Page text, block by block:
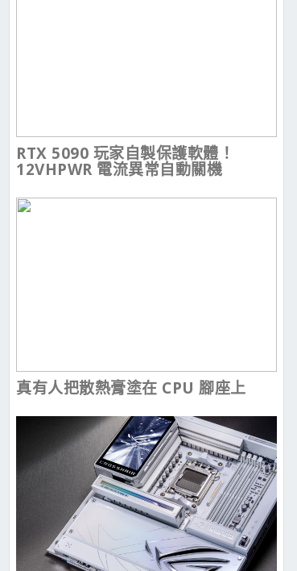
RTX 5090 玩家自製保護軟體！
12VHPWR 電流異常自動關機
真有人把散熱膏塗在 CPU 腳座上